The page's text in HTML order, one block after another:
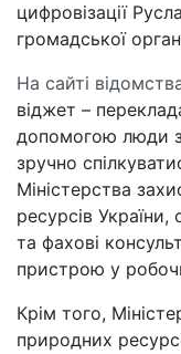
цифровізації
громадської
На сайті
віджет –
допомогою люди
зручно
Міністерства
ресурсів
та фахові
пристрою у
Крім того,
природних